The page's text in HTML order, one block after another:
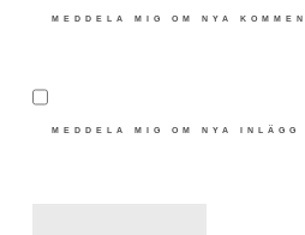
MEDDELA MIG OM NYA
MEDDELA MIG OM NYA